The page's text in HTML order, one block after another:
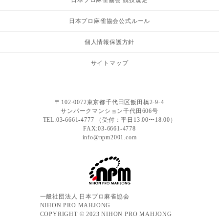
日本プロ麻雀協会公式ルール
個人情報保護方針
サイトマップ
〒102-0072東京都千代田区飯田橋2-9-4
サンパークマンション千代田606号
TEL:03-6661-4777 （受付：平日13:00〜18:00）
FAX:03-6661-4778
info@npm2001.com
一般社団法人 日本プロ麻雀協会
NIHON PRO MAHJONG
COPYRIGHT © 2023 NIHON PRO MAHJONG